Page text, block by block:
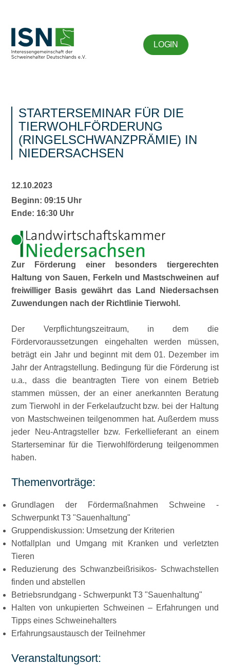
LOGIN
STARTERSEMINAR FÜR DIE
TIERWOHLFÖRDERUNG
(RINGELSCHWANZPRÄMIE) IN
NIEDERSACHSEN
12.10.2023
Beginn: 09:15 Uhr
Ende: 16:30 Uhr
Zur Förderung einer besonders tiergerechten
Haltung von Sauen, Ferkeln und Mastschweinen auf
freiwilliger Basis gewährt das Land Niedersachsen
Zuwendungen nach der Richtlinie Tierwohl.
Der Verpflichtungszeitraum, in dem die
Fördervoraussetzungen eingehalten werden müssen,
beträgt ein Jahr und beginnt mit dem 01. Dezember im
Jahr der Antragstellung. Bedingung für die Förderung ist
u.a., dass die beantragten Tiere von einem Betrieb
stammen müssen, der an einer anerkannten Beratung
zum Tierwohl in der Ferkelaufzucht bzw. bei der Haltung
von Mastschweinen teilgenommen hat. Außerdem muss
jeder Neu-Antragsteller bzw. Ferkellieferant an einem
Starterseminar für die Tierwohlförderung teilgenommen
haben.
Themenvorträge:
Grundlagen der Fördermaßnahmen Schweine -
Schwerpunkt T3 Sauenhaltung
Gruppendiskussion: Umsetzung der Kriterien
Notfallplan und Umgang mit Kranken und verletzten
Tieren
Reduzierung des Schwanzbeißrisikos- Schwachstellen
finden und abstellen
Betriebsrundgang - Schwerpunkt T3 Sauenhaltung
Halten von unkupierten Schweinen – Erfahrungen und
Tipps eines Schweinehalters
Erfahrungsaustausch der Teilnehmer
Veranstaltungsort: